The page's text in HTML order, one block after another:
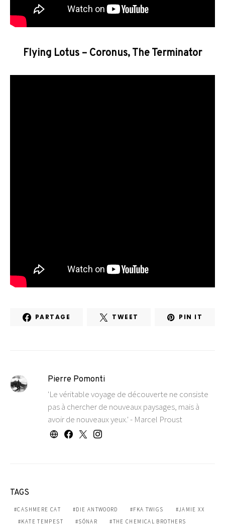
Flying Lotus – Coronus, The Terminator
PARTAGE TWEET PIN IT
Pierre Pomonti
'Le véritable voyage de découverte ne consiste
pas à chercher de nouveaux paysages, mais à
avoir de nouveaux yeux.' - Marcel Proust
TAGS
CASHMERE CAT DIE ANTWOORD FKA TWIGS
JAMIE XX
KATE TEMPEST
SÓNAR THE CHEMICAL BROTHERS